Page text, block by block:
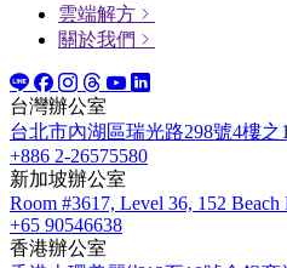
雲端解方
關於我們
台灣辦公室
台北市內湖區瑞光路298號4樓之1
+886 2-26575580
新加坡辦公室
Room #3617, Level 36, 152 Beach
+65 90546638
香港辦公室